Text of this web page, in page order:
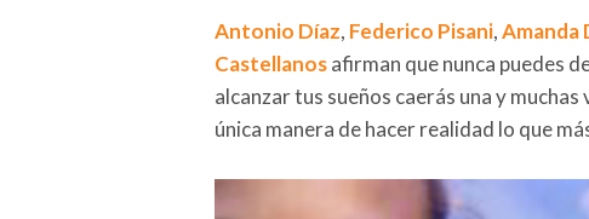
Antonio Díaz, Federico Pisani,Amanda
Castellanosafirman que nunca puedes
alcanzar tus sueños caerás una y
única manera de hacer realidad lo que